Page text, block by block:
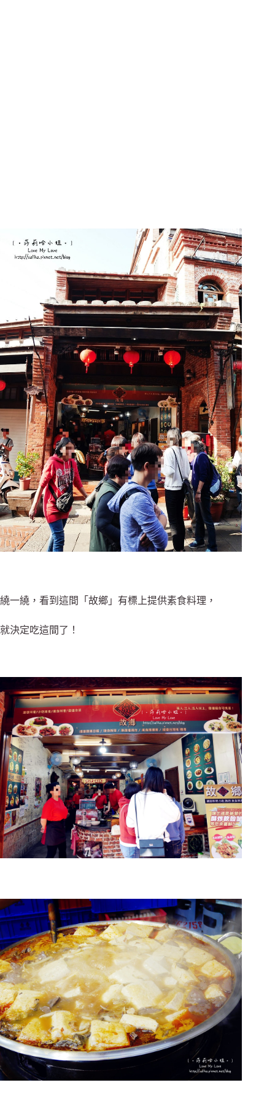
繞一繞，看到這間「故鄉」有標上提供素食料理，
就決定吃這間了！